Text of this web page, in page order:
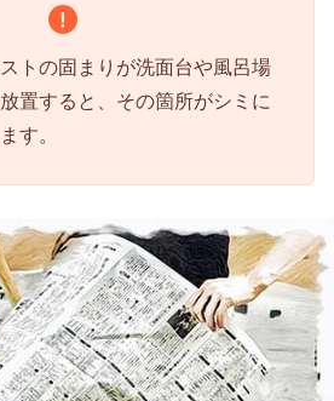
トの固まりが洗面台や風呂場
置すると、その箇所がシミに
す。